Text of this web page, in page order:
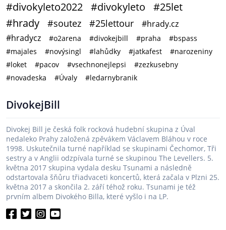
#divokyleto2022 #divokyleto
#25let
#hrady
#soutez #25lettour
#hrady.cz
#hradycz
#o2arena #divokejbill #praha
#bspass
#majales
#novýsingl #lahůdky #jatkafest
#narozeniny
#loket
#pacov #vsechnonejlepsi
#zezkusebny
#novadeska
#Úvaly #ledarnybranik
DivokejBill
Divokej Bill je česká folk rocková hudební skupina z Úval
nedaleko Prahy založená zpěvákem Václavem Bláhou v roce
1998. Uskutečnila turné například se skupinami Čechomor, Tři
sestry a v Anglii odzpívala turné se skupinou The Levellers. 5.
května 2017 skupina vydala desku Tsunami a následně
odstartovala šňůru třiadvaceti koncertů, která začala v Plzni 25.
května 2017 a skončila 2. září téhož roku. Tsunami je též
prvním albem Divokého Billa, které vyšlo i na LP.